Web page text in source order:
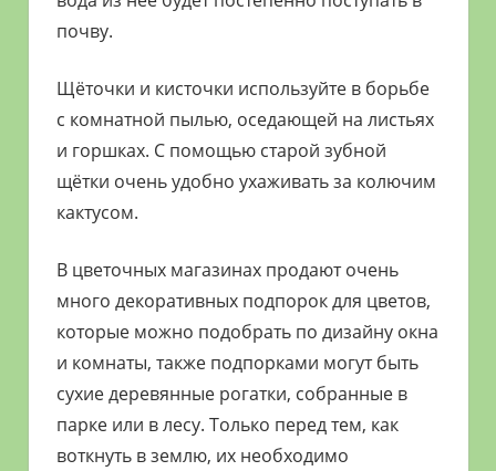
почву.
Щёточки и кисточки используйте в борьбе
с комнатной пылью, оседающей на листьях
и горшках. С помощью старой зубной
щётки очень удобно ухаживать за колючим
кактусом.
В цветочных магазинах продают очень
много декоративных подпорок для цветов,
которые можно подобрать по дизайну окна
и комнаты, также подпорками могут быть
сухие деревянные рогатки, собранные в
парке или в лесу. Только перед тем, как
воткнуть в землю, их необходимо